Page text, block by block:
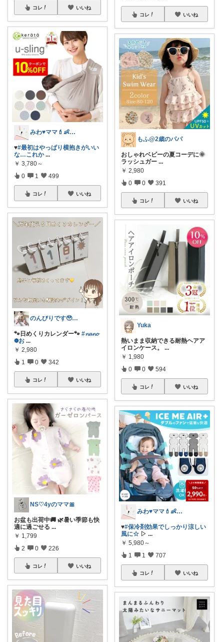
コレ いいね
みわ♥️ママ💄👶夏かわいい
♥️#最初はやっぱり横抱きがいい
な…これか ...
￥ 3,780～
0 1 499
コレ いいね
のんびりです🥹2歳息子♡０歳娘♡
🐾日めくりカレンダー🐾 #𝓷𝓪𝓷𝓸
❁⃘お ...
￥ 2,980
1 0 342
コレ いいね
NS♡4yのママ🎀
お盆も出荷中🚚 🌿暑い季節も快
適に過ごせる ...
￥ 1,799
2 0 226
コレ いいね
コレ いいね
もふ@2歳のパパ
おしゃれベビーの夏コーデに🌞
ラッシュガー ...
￥ 2,980
0 0 391
コレ いいね
Yuka
熱いまま収納できる耐熱ヘアア
イロンケース。
...
￥ 1,980
0 0 594
コレ いいね
みわ♥️ママ💄👶夏かわいい
♥️#保冷剤効果でしっかり涼しい
風に☆ ▷ ...
￥ 5,980～
1 1 707
コレ いいね